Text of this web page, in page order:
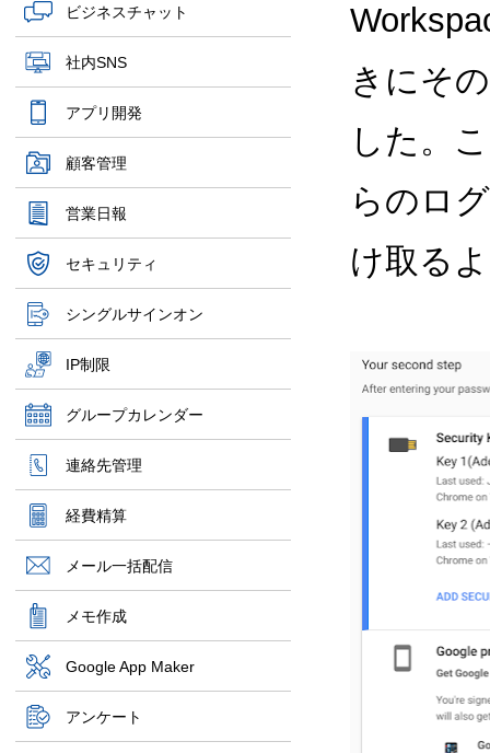
ビジネスチャット
社内SNS
アプリ開発
顧客管理
営業日報
セキュリティ
シングルサインオン
IP制限
グループカレンダー
連絡先管理
経費精算
メール一括配信
メモ作成
Google App Maker
アンケート
きにそ
した。
らのロ
け取る